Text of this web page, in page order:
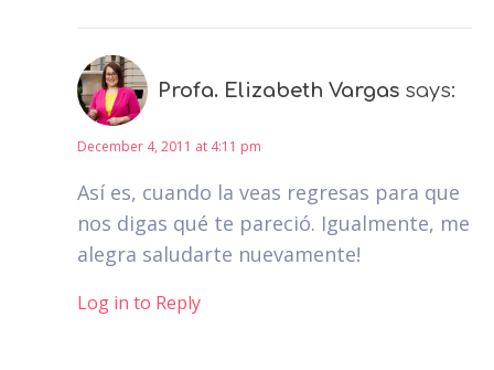
Profa. Elizabeth Vargas says:
December 4, 2011 at 4:11 pm
Así es, cuando la veas regresas para que
nos digas qué te pareció. Igualmente, me
alegra saludarte nuevamente!
Log in to Reply